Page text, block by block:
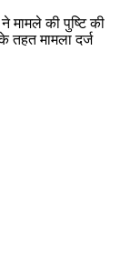
मामले की पुष्टि की
तहत मामला दर्ज